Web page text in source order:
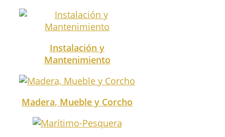
Instalación y
Mantenimiento
Madera, Mueble y Corcho